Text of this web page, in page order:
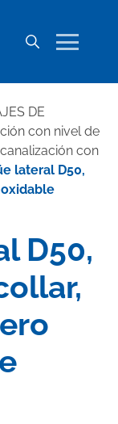
DE
con nivel de
con
lateral D50,
D50,